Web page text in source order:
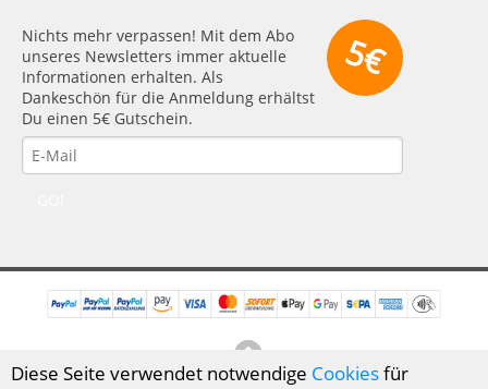
5€
Nichts mehr verpassen! Mit dem Abo
unseres Newsletters immer aktuelle
Informationen erhalten. Als
Dankeschön für die Anmeldung erhältst
Du einen 5€ Gutschein.
Diese Seite verwendet notwendige Cookiesfür